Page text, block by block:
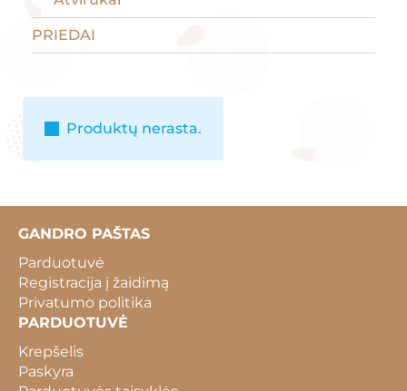
PRIEDAI
Produktų nerasta.
GANDRO PAŠTAS
Parduotuvė
Registracija į žaidimą
Privatumo politika
PARDUOTUVĖ
Krepšelis
Paskyra